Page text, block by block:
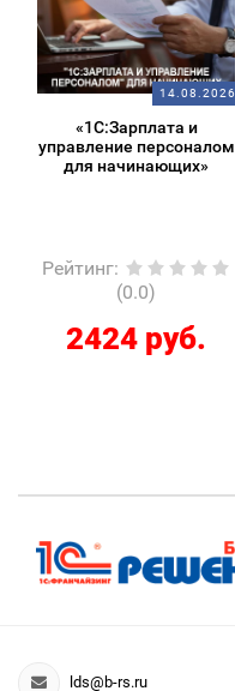
14.08.2026
«1С:Зарплата и
управление персоналом
для начинающих»
Рейтинг:
(0.0)
2424 руб.
lds@b-rs.ru